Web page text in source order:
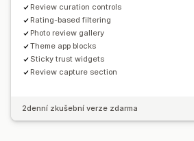
Review curation controls
Rating-based filtering
Photo review gallery
Theme app blocks
Sticky trust widgets
Review capture section
2denní zkušební verze zdarma